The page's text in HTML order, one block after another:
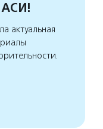
АСИ!
актуальная